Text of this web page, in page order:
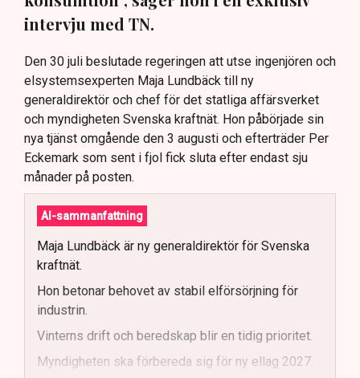
intervju med TN.
Den 30 juli beslutade regeringen att utse ingenjören och
elsystemsexperten Maja Lundbäck till ny
generaldirektör och chef för det statliga affärsverket
och myndigheten Svenska kraftnät. Hon påbörjade sin
nya tjänst omgående den 3 augusti och efterträder Per
Eckemark som sent i fjol fick sluta efter endast sju
månader på posten.
AI-sammanfattning
Maja Lundbäck är ny generaldirektör för Svenska
kraftnät.
Hon betonar behovet av stabil elförsörjning för
industrin.
Vinterns drift och beredskap blir en tidig prioritet.
Myndigheten ska förbereda sig för ny ellag 2027.